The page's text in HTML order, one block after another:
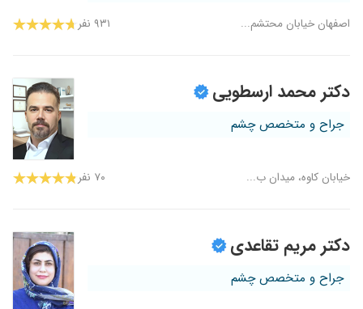
اصفهان خیابان محتشم... ۹۳۱ نفر
دکتر محمد ارسطویی
جراح و متخصص چشم
خیابان کاوه، میدان ب... ۷۰ نفر
دکتر مریم تقاعدی
جراح و متخصص چشم